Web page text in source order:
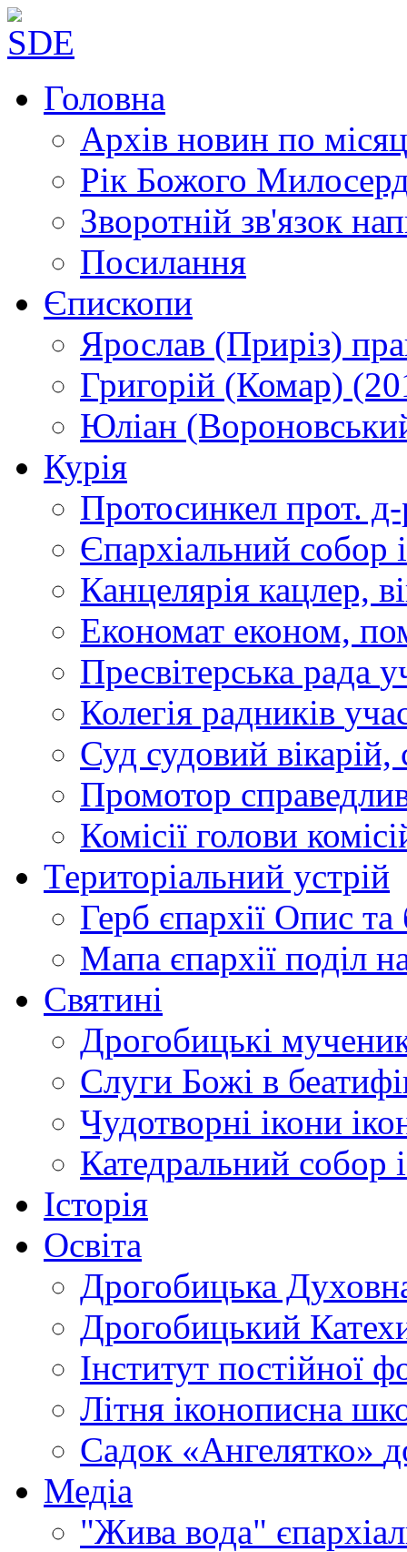
Головна
Архів новин по
Рік Божого
Зворотній зв'язок
Посилання
Єпископи
Ярослав (Приріз)
Григорій (Комар)
Юліан
Курія
Протосинкел прот.
Єпархіальний собор
Канцелярія кацлер,
Економат економ,
Пресвітерська рада
Колегія радників
Суд судовий вікарій,
Промотор
Комісії голови
Територіальний устрій
Герб єпархії Опис та
Мапа єпархії поділ
Святині
Дрогобицькі
Слуги Божі в
Чудотворні ікони
Катедральний собор
Історія
Освіта
Дрогобицька
Дрогобицький
Інститут постійної
Літня іконописна
Садок «Ангелятко»
Медіа
"Жива вода"